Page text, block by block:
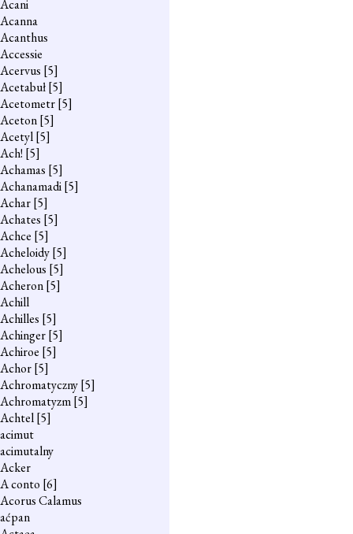
Acani
Acanna
Acanthus
Accessie
Acervus [5]
Acetabuł[5]
Acetometr[5]
Aceton[5]
Acetyl[5]
Ach! [5]
Achamas [5]
Achanamadi[5]
Achar[5]
Achates [5]
Achce [5]
Acheloidy[5]
Achelous [5]
Acheron[5]
Achill
Achilles [5]
Achinger[5]
Achiroe [5]
Achor[5]
Achromatyczny[5]
Achromatyzm[5]
Achtel[5]
acimut
acimutalny
Acker
A conto [6]
Acorus Calamus
aćpan